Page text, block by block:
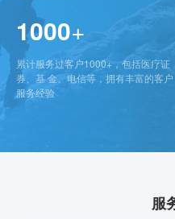
1000+
累计服务过客户1000+，包括医疗证
券、基 金、电信等，拥有丰富的客户
服务经验
服